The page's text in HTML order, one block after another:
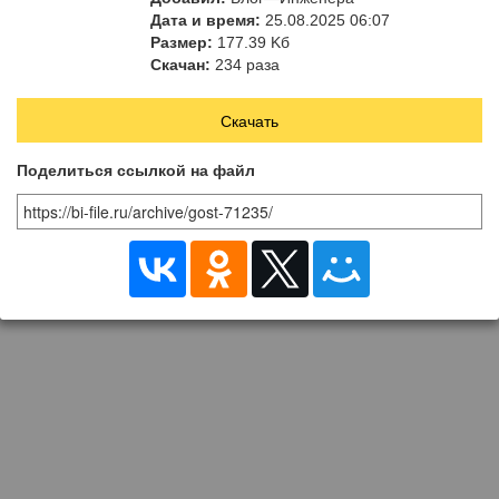
людей. Дороги кольцевые
одноканатные. Натяжные
устройства. Требования
Дата и время: 25.08.2025 06:07
Размер: 177.39 Kб
Скачан: 234 раза
Скачать
Поделиться ссылкой на файл